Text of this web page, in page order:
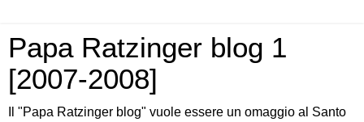
Papa Ratzinger blog 1
[2007-2008]
Il "Papa Ratzinger blog" vuole essere un omaggio al Santo